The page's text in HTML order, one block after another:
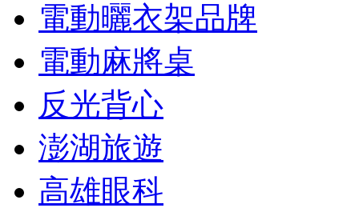
電動曬衣架品牌
電動麻將桌
反光背心
澎湖旅遊
高雄眼科